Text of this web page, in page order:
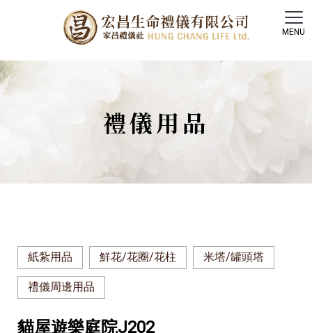
禮儀用品
紙紮用品 鮮花/花圈/花柱 米塔/罐頭塔
禮儀周邊用品
貓屋遊樂庭院J202